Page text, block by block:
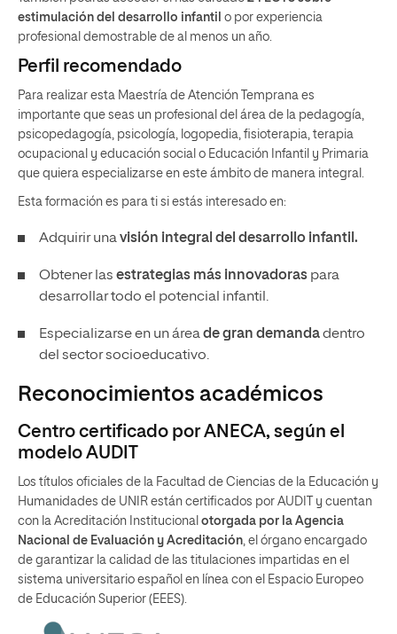
estimulación del desarrollo infantil o por experiencia
profesional demostrable de al menos un año.
Perfil recomendado
Para realizar esta Maestría de Atención Temprana es
importante que seas un profesional del área de la pedagogía,
psicopedagogía, psicología, logopedia, fisioterapia, terapia
ocupacional y educación social o Educación Infantil y Primaria
que quiera especializarse en este ámbito de manera integral.
Esta formación es para ti si estás interesado en:
Adquirir unavisión integral del desarrollo infantil.
Obtener las estrategias más innovadoras para
desarrollar todo el potencial infantil.
Especializarse en un áreade gran demandadentro
del sector socioeducativo.
Reconocimientos académicos
Centro certificado por ANECA, según el
modelo AUDIT
Los títulos oficiales de la Facultad de Ciencias de la Educación y
Humanidades de UNIR están certificados por AUDIT y cuentan
con la Acreditación Institucional otorgada por la Agencia
Nacional de Evaluación y Acreditación, el órgano encargado
de garantizar la calidad de las titulaciones impartidas en el
sistema universitario español en línea con el Espacio Europeo
de Educación Superior (EEES).